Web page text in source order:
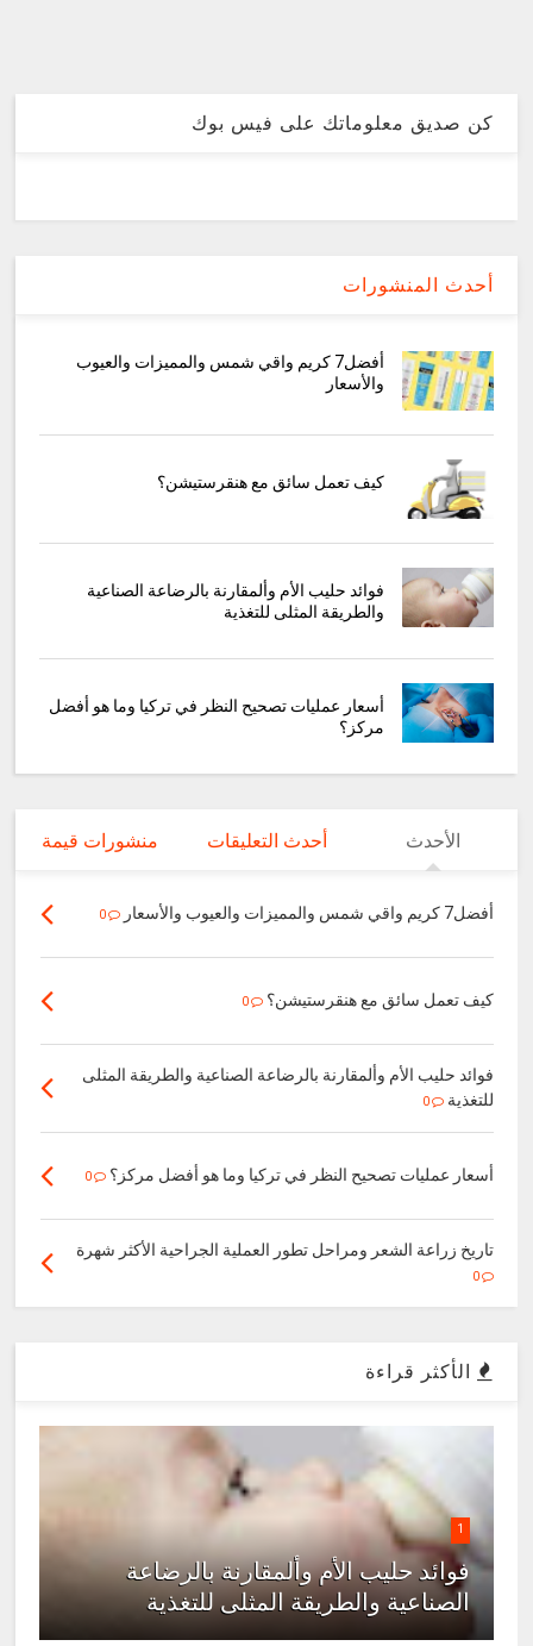
كن صديق معلوماتك على فيس بوك
أحدث المنشورات
أفضل7 كريم واقي شمس والمميزات والعيوب
والأسعار
كيف تعمل سائق مع هنقرستيشن؟
فوائد حليب الأم وألمقارنة بالرضاعة الصناعية
والطريقة المثلى للتغذية
أسعار عمليات تصحيح النظر في تركيا وما هو أفضل
مركز؟
الأحدث أحدث التعليقات منشورات قيمة
أفضل7 كريم واقي شمس والمميزات والعيوب والأسعار 0
كيف تعمل سائق مع هنقرستيشن؟ 0
فوائد حليب الأم وألمقارنة بالرضاعة الصناعية والطريقة المثلى
للتغذية
0
أسعار عمليات تصحيح النظر في تركيا وما هو أفضل مركز؟ 0
تاريخ زراعة الشعر ومراحل تطور العملية الجراحية الأكثر شهرة
0
الأكثر قراءة
1
فوائد حليب الأم وألمقارنة بالرضاعة
الصناعية والطريقة المثلى للتغذية